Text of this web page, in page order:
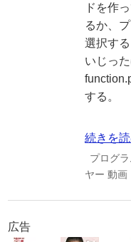
ドを作
るか、
選択す
いじっ
する。
続きを
プログラ
ヤー 動画
広告